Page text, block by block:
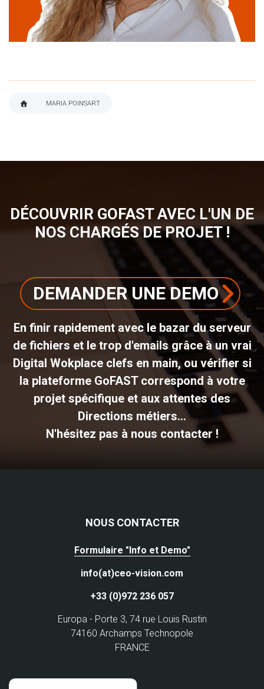
linkedin
MARIA POINSART
DÉCOUVRIR GOFAST AVEC L'UN DE
NOS CHARGÉS DE PROJET !
DEMANDER UNE DEMO
En finir rapidement avec le bazar du serveur
de fichiers et le trop d'emails grâce à un vrai
Digital Wokplace clefs en main, ou vérifier si
la plateforme GoFAST correspond à votre
projet spécifique et aux attentes des
Directions métiers...
N'hésitez pas à nous contacter !
NOUS CONTACTER
Formulaire "Info et Demo"
info(at)ceo-vision.com
+33 (0)972 236 057
Europa - Porte 3, 74 rue Louis Rustin
74160 Archamps Technopole
FRANCE